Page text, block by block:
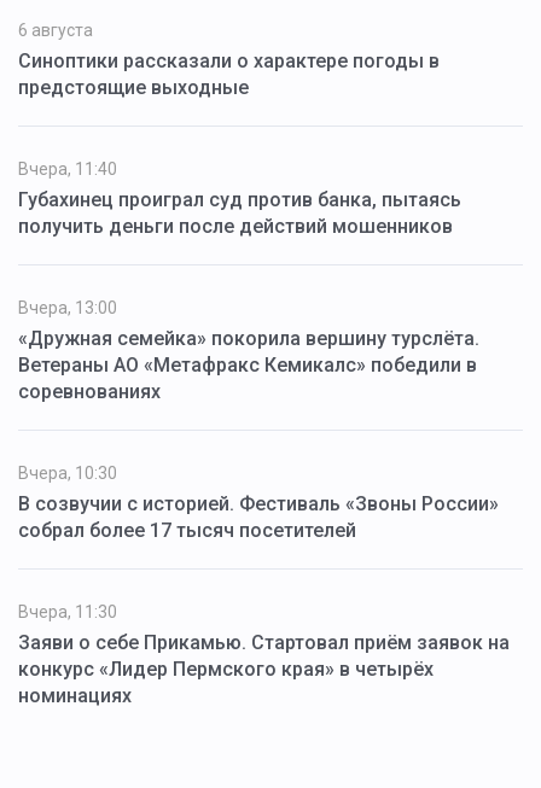
6 августа
Синоптики рассказали о характере погоды в
предстоящие выходные
Вчера, 11:40
Губахинец проиграл суд против банка, пытаясь
получить деньги после действий мошенников
Вчера, 13:00
«Дружная семейка» покорила вершину турслёта.
Ветераны АО «Метафракс Кемикалс» победили в
соревнованиях
Вчера, 10:30
В созвучии с историей. Фестиваль «Звоны России»
собрал более 17 тысяч посетителей
Вчера, 11:30
Заяви о себе Прикамью. Стартовал приём заявок на
конкурс «Лидер Пермского края» в четырёх
номинациях